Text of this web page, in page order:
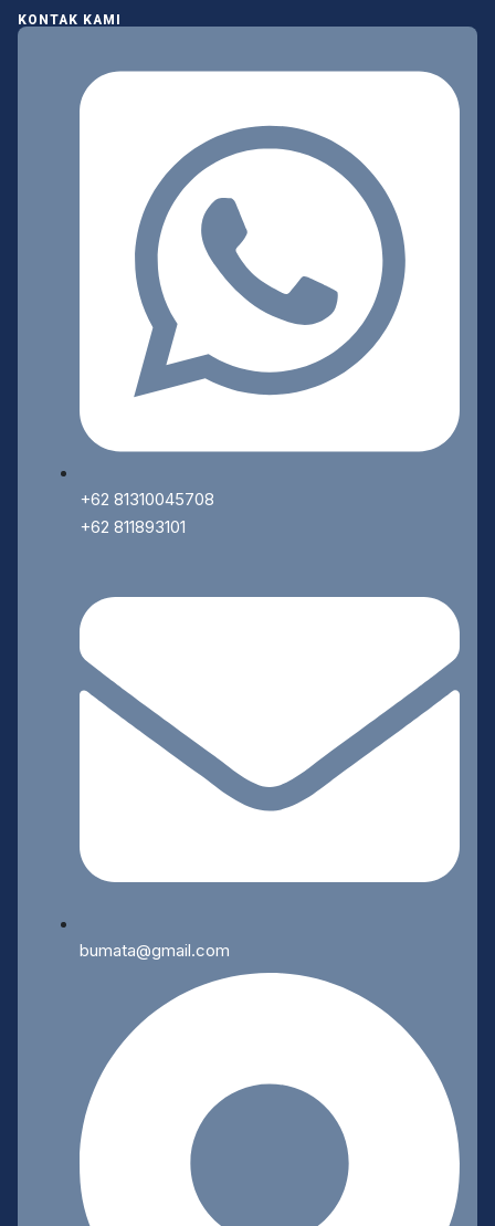
KONTAK KAMI
+62 81310045708
+62 811893101
bumata@gmail.com